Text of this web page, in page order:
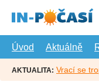
hlavní
Úvod
Aktuálně
AKTUALITA: Vrací se